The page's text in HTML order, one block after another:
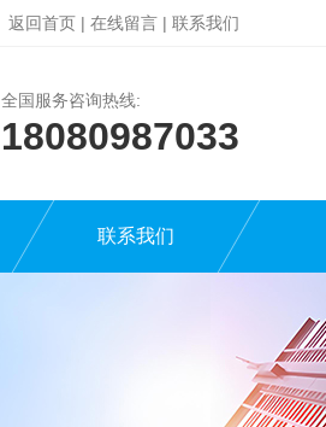
返回首页 | 在线留言 | 联系我们
全国服务咨询热线:
18080987033
联系我们